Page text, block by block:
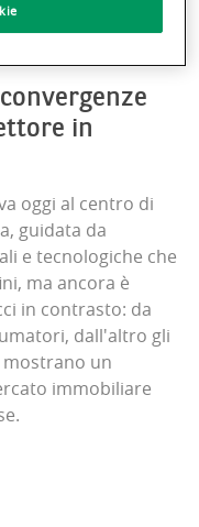
in
oggi al centro di
guidata da
e tecnologiche che
ma ancora è
in contrasto: da
dall'altro gli
un
immobiliare